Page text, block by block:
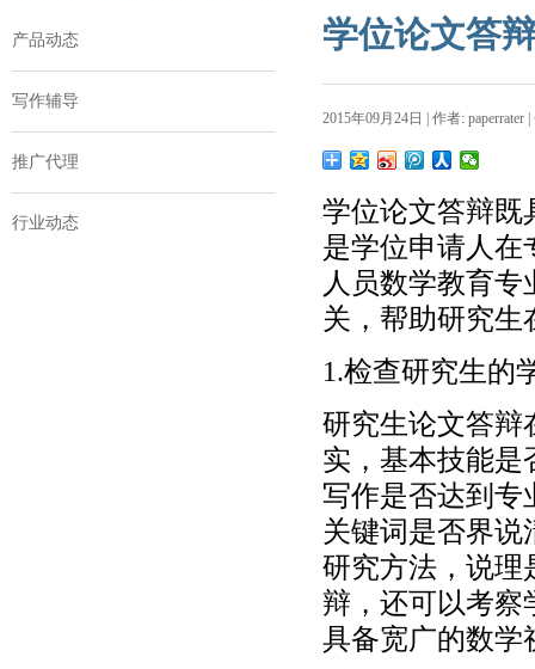
产品动态
写作辅导
推广代理
行业动态
学位论文答
2015年09月24日 | 作者: paperrater
学位论文答辩既
是学位申请人在
人员数学教育
关，帮助研究生
1.检查研究生的
研究生论文答辩
实，基本技能是
写作是否达到专
关键词是否界
研究方法，说理
辩，还可以考察
具备宽广的数学